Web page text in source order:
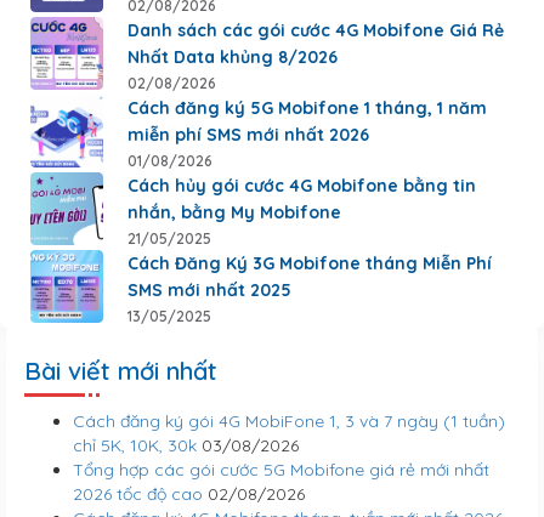
02/08/2026
Danh sách các gói cước 4G Mobifone Giá Rẻ
Nhất Data khủng 8/2026
02/08/2026
Cách đăng ký 5G Mobifone 1 tháng, 1 năm
miễn phí SMS mới nhất 2026
01/08/2026
Cách hủy gói cước 4G Mobifone bằng tin
nhắn, bằng My Mobifone
21/05/2025
Cách Đăng Ký 3G Mobifone tháng Miễn Phí
SMS mới nhất 2025
13/05/2025
Bài viết mới nhất
Cách đăng ký gói 4G MobiFone 1, 3 và 7 ngày (1 tuần)
chỉ 5K, 10K, 30k 03/08/2026
Tổng hợp các gói cước 5G Mobifone giá rẻ mới nhất
2026 tốc độ cao 02/08/2026